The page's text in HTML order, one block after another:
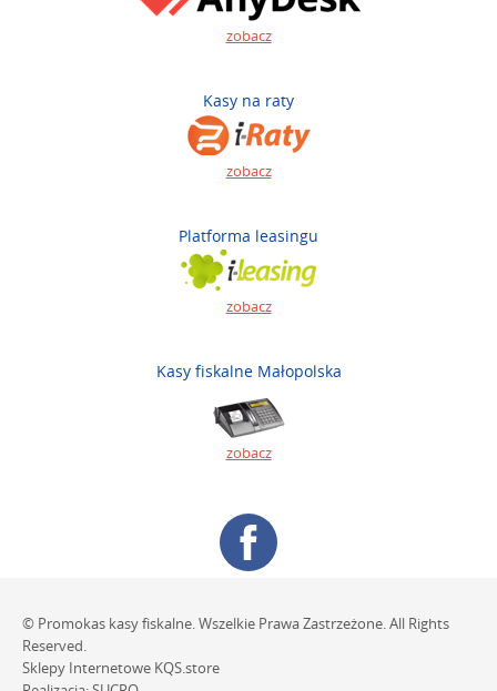
zobacz
Kasy na raty
zobacz
Platforma leasingu
zobacz
Kasy fiskalne Małopolska
zobacz
© Promokas kasy fiskalne. Wszelkie Prawa Zastrzeżone. All Rights
Reserved.
Sklepy Internetowe KQS.store